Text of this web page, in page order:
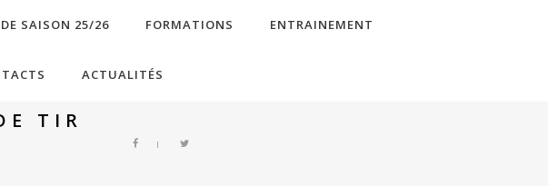
SAISON 25/26 FORMATIONS ENTRAINEMENT
ACTUALITÉS
TIR